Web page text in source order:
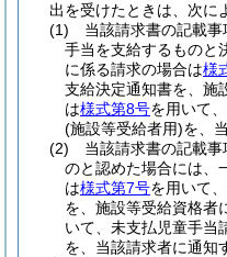
出を受けたときは、次に
(1)
当該請求書の記載
手当を支給するものと
に係る請求の場合は様
支給決定通知書を、施
は様式第8号を用いて
(施設等受給者用)を、
(2)
当該請求書の記載
のと認めた場合には、
は様式第7号を用いて
を、施設等受給資格者
いて、未支払児童手当
を、当該請求者に通知